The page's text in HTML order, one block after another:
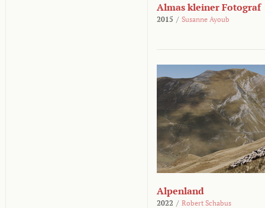
Almas kleiner Fotograf
2015 / Susanne Ayoub
Alpenland
2022 / Robert Schabus